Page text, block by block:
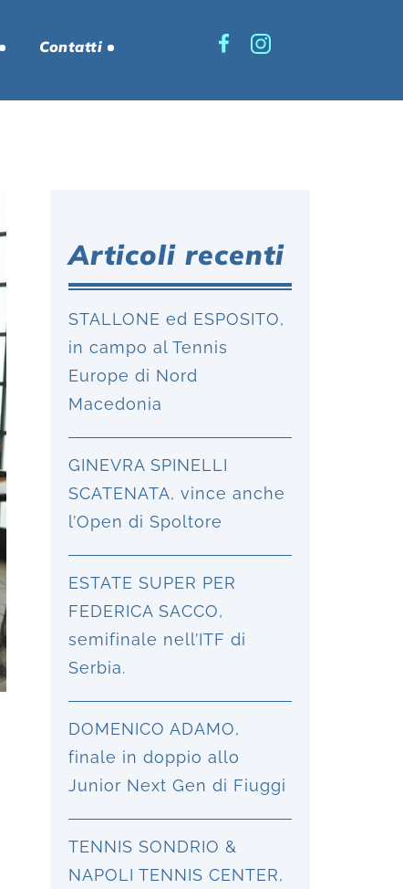
Contatti
Articoli recenti
STALLONE ed ESPOSITO,
in campo al Tennis
Europe di Nord
Macedonia
GINEVRA SPINELLI
SCATENATA, vince anche
l’Open di Spoltore
ESTATE SUPER PER
FEDERICA SACCO,
semifinale nell’ITF di
Serbia.
DOMENICO ADAMO,
finale in doppio allo
Junior Next Gen di Fiuggi
TENNIS SONDRIO &
NAPOLI TENNIS CENTER,